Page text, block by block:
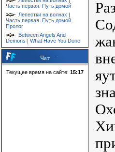
Часть первая. Путь домой
Лепестки на волнах |
Часть первая. Путь домой.
Пролог
Between Angels And
Demons | What Have You Done
Чат
Текущее время на сайте: 15:17